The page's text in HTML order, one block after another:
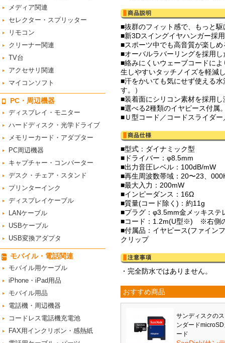
メディア関連
セレクター・スプリッター
リモコン
クリーナー関連
TV台
アクセサリ関連
マイコンソフト
PC・周辺機器
ディスプレイ・モニター
ハードディスク・光学ドライブ
メモリーカード・アダプター
PC周辺機器
キャプチャー・コンバーター
デスク・チェア・スタンド
プリンターインク
ディスプレイケーブル
LANケーブル
USBケーブル
USB変換アダプタ
モバイル・電話関連
モバイル用ケーブル
iPhone・iPad用品
モバイル用品
電話機・周辺機器
コードレス電話機充電池
FAX用インクリボン・感熱紙
■抜群のフィット感で、もっと
■新3Dスイングイヤハンガー採
■スポーツ中でも高音質が楽し
■オーバルラバーリングを採用
■絡みにくいウェーブコードに
生しやすいタッチノイズを軽減
■汗をかいても気にせず使える
す。）
■装着面にシリコン素材を採用
■選べる2種類のイヤピース付属
■Ｕ型コード／コードスライダ
■型式：ダイナミック型
■ドライバー：φ8.5mm
■出力音圧レベル：100dB/mW
■再生周波数帯域：20〜23、
■最大入力：200mW
■インピーダンス：16Ω
■質量(コード除く)：約11g
■プラグ：φ3.5mm金メッキステ
■コード：1.2m(U型※) ※右側
■付属品：イヤピース(ファイン
クリップ
・完全防水ではありません。
おすすめ商品
サンディスクの
ンダード
ード